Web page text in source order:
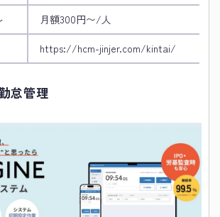
月額300円〜/人
https://hcm-jinjer.com/kintai/
怠管理